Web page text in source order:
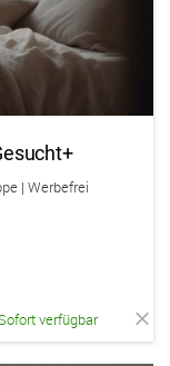
| Werbefrei
Sofort verfügbar